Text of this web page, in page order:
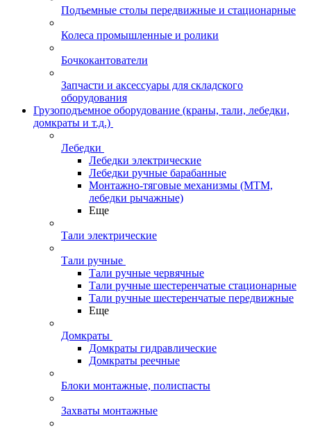
Подъемные столы передвижные и стационарные
Колеса промышленные и ролики
Бочкокантователи
Запчасти и аксессуары для складского
оборудования
Грузоподъемное оборудование (краны, тали, лебедки,
домкраты и т.д.)
Лебедки
Лебедки электрические
Лебедки ручные барабанные
Монтажно-тяговые механизмы (МТМ,
лебедки рычажные)
Еще
Тали электрические
Тали ручные
Тали ручные червячные
Тали ручные шестеренчатые стационарные
Тали ручные шестеренчатые передвижные
Еще
Домкраты
Домкраты гидравлические
Домкраты реечные
Блоки монтажные, полиспасты
Захваты монтажные